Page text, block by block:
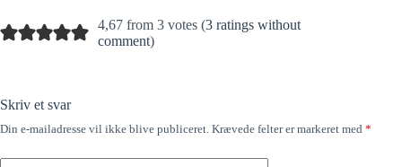
4,67 from 3 votes (3 ratings without
comment)
Skriv et svar
Din e-mailadresse vil ikke blive publiceret. Krævede felter er markeret med *